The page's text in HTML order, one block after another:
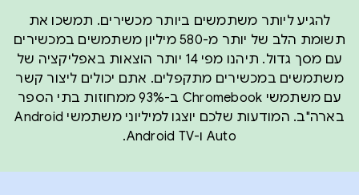
להגיע ליותר משתמשים ביותר מכשירים. תמשכו את
תשומת הלב של יותר מ-580 מיליון משתמשים במכשירים
עם מסך גדול. תיהנו מפי 14 יותר הוצאות באפליקציה של
משתמשים במכשירים מתקפלים. אתם יכולים ליצור קשר
עם משתמשי Chromebook ב-93% ממחוזות בתי הספר
בארה"ב. המודעות שלכם יוצגו למיליוני משתמשי Android
Auto ו-Android TV.